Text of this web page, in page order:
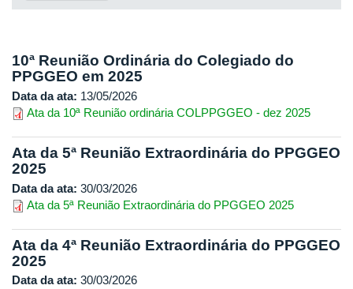
10ª Reunião Ordinária do Colegiado do
PPGGEO em 2025
Data da ata: 13/05/2026
Ata da 10ª Reunião ordinária COLPPGGEO - dez 2025
Ata da 5ª Reunião Extraordinária do PPGGEO
2025
Data da ata: 30/03/2026
Ata da 5ª Reunião Extraordinária do PPGGEO 2025
Ata da 4ª Reunião Extraordinária do PPGGEO
2025
Data da ata: 30/03/2026